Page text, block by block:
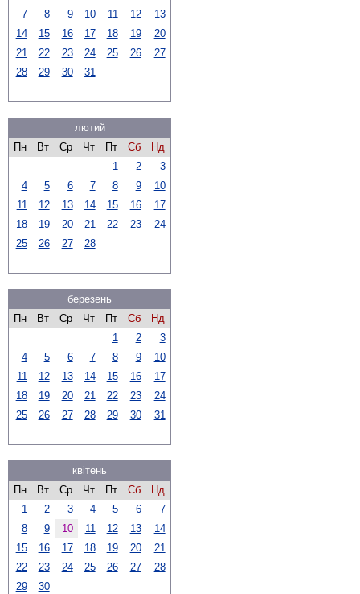
7
8 9 10 11 12
13
14
15 16 17 18 19
20
21
22 23 24 25 26
27
28
29 30 31
лютий
Пн
Вт Ср Чт Пт Сб
Нд
1
2
3
4
5 6 7 8 9
10
11
12 13 14 15 16
17
18
19 20 21 22 23
24
25
26 27 28
березень
Пн
Вт Ср Чт Пт Сб
Нд
1
2
3
4
5 6 7 8 9
10
11
12 13 14 15 16
17
18
19 20 21 22 23
24
25
26 27 28 29 30 31
квітень
Пн
Вт Ср Чт Пт Сб
Нд
1
2 3 4 5 6
7
8
9 10 11 12 13
14
15
16 17 18 19 20
21
22
23 24 25 26 27
28
29
30